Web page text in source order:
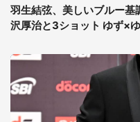
羽生結弦、美しいブルー
沢厚治と3ショット ゆず×